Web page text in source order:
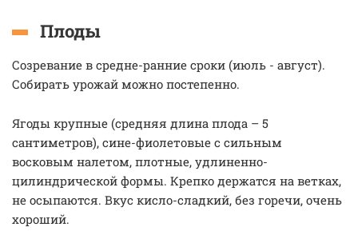
Плоды
Созревание в средне-ранние сроки (июль - август).
Собирать урожай можно постепенно.
Ягоды крупные (средняя длина плода – 5
сантиметров), сине-фиолетовые с сильным
восковым налетом, плотные, удлиненно-
цилиндрической формы. Крепко держатся на ветках,
не осыпаются. Вкус кисло-сладкий, без горечи, очень
хороший.